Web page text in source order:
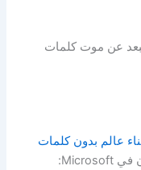
عن موت كلمات
عالم بدون كلمات